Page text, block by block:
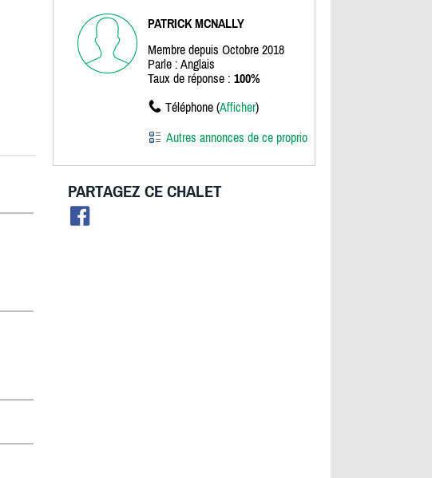
PATRICK MCNALLY
Membre depuis Octobre 2018
Parle : Anglais
Taux de réponse : 100%
Téléphone (Afficher)
Autres annonces de ce proprio
PARTAGEZ CE CHALET